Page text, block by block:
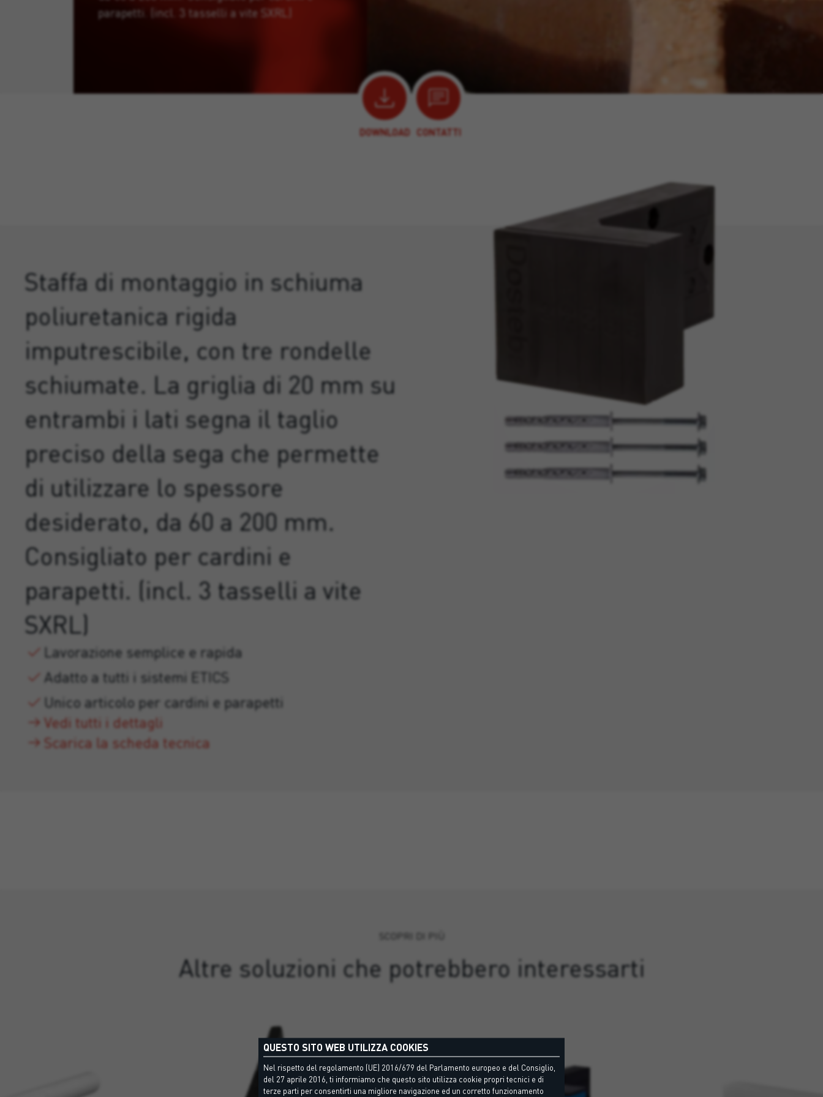
parapetti. (incl. 3 tasselli a vite SXRL)
DOWNLOAD CONTATTI
Staffa di montaggio in schiuma
poliuretanica rigida
imputrescibile, con tre rondelle
schiumate. La griglia di 20 mm su
entrambi i lati segna il taglio
preciso della sega che permette
di utilizzare lo spessore
desiderato, da 60 a 200 mm.
Consigliato per cardini e
parapetti. (incl. 3 tasselli a vite
SXRL)
Lavorazione semplice e rapida
Adatto a tutti i sistemi ETICS
Unico articolo per cardini e parapetti
Vedi tutti i dettagli
Scarica la scheda tecnica
Altre soluzioni che potrebbero interessarti
QUESTO SITO WEB UTILIZZA COOKIES
Nel rispetto del regolamento (UE) 2016/679 del Parlamento europeo e del Consiglio,
del 27 aprile 2016, ti informiamo che questo sito utilizza cookie propri tecnici e di
terze parti per consentirti una migliore navigazione ed un corretto funzionamento